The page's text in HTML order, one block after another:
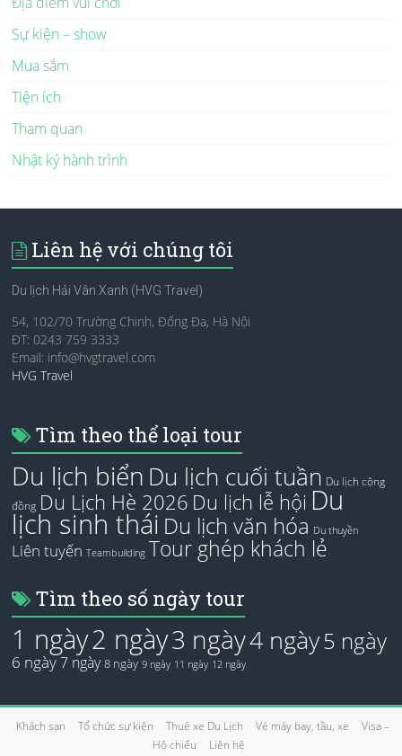
Sự kiện – show
Mua sắm
Tiện ích
Tham quan
Nhật ký hành trình
Liên hệ với chúng tôi
Du lịch Hải Vân Xanh (HVG Travel)
54, 102/70 Trường Chinh, Đống Đa, Hà Nội
ĐT: 0243 759 3333
Email: info@hvgtravel.com
HVG Travel
Tìm theo thể loại tour
Du lịch biển Du lịch cuối tuần Du lịch cộng
đồng Du Lịch Hè 2026 Du lịch lễ hội Du
lịch sinh thái Du lịch văn hóa Du thuyền
Liên tuyến Teambuilding Tour ghép khách lẻ
Tìm theo số ngày tour
1 ngày2 ngày3 ngày4 ngày5 ngày
6 ngày 7 ngày 8 ngày 9 ngày 11 ngày 12 ngày
Khách sạn Tổ chức sự kiện Thuê xe Du Lịch Vé máy bay, tầu, xe
Visa –
Hộ chiếu
Liên hệ